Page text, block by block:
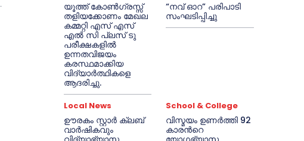
യൂത്ത് കോൺഗ്രസ്സ്
തളിയക്കോണം മേഖല
കമ്മറ്റി എസ് എസ്
എൽ സി പ്ലസ് ടു
പരീക്ഷകളിൽ
ഉന്നതവിജയം
കരസ്ഥമാക്കിയ
വിദ്യാർത്ഥികളെ
ആദരിച്ചു.
“നവ് ഓറ” പരിപാടി
സംഘടിപ്പിച്ചു
Local News
ഊരകം സ്റ്റാർ ക്ലബ്
വാർഷികവും
School & College
വിസ്മയം ഉണർത്തി 92
കാരൻറെ